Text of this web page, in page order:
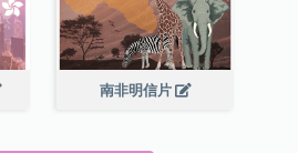
南非明信片